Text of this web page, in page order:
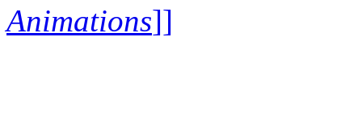
Animations]]